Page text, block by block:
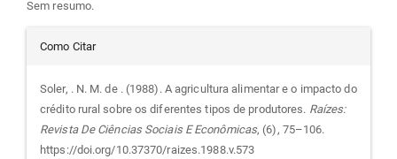
principal
Sem resumo.
Detalhes
do
artigo
Como Citar
Soler, . N. M. de . (1988). A agricultura alimentar e o impacto do
crédito rural sobre os diferentes tipos de produtores. Raízes:
Revista De Ciências Sociais E Econômicas, (6), 75–106.
https://doi.org/10.37370/raizes.1988.v.573